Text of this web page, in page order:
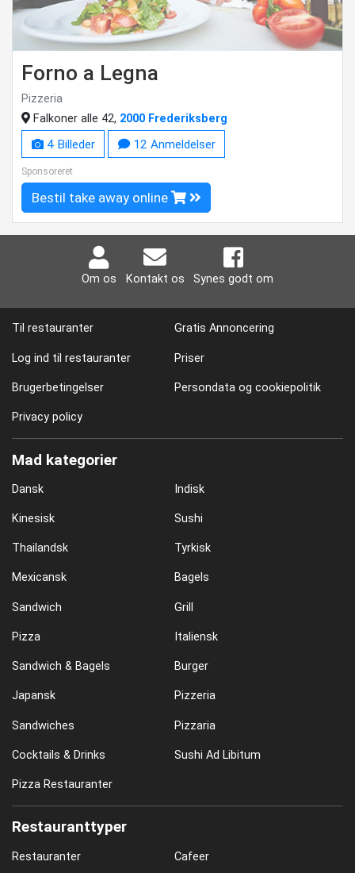
Forno a Legna
Pizzeria
Falkoner alle 42, 2000 Frederiksberg
4 Billeder 12 Anmeldelser
Sponsoreret
Bestil take away online
Om os Kontakt os Synes godt om
Til restauranter Gratis Annoncering
Log ind til restauranter Priser
Brugerbetingelser Persondata og cookiepolitik
Privacy policy
Mad kategorier
Dansk Indisk
Kinesisk Sushi
Thailandsk Tyrkisk
Mexicansk Bagels
Sandwich Grill
Pizza Italiensk
Sandwich & Bagels Burger
Japansk Pizzeria
Sandwiches Pizzaria
Cocktails & Drinks Sushi Ad Libitum
Pizza Restauranter
Restauranttyper
Restauranter Cafeer